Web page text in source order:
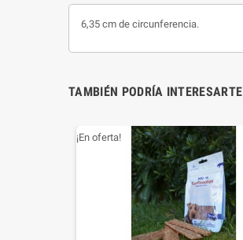
6,35 cm de circunferencia.
TAMBIÉN PODRÍA INTERESARTE
¡En oferta!